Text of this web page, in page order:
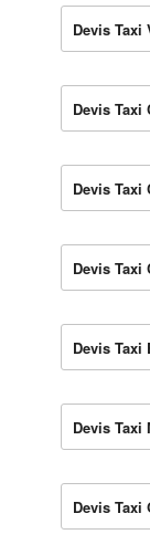
Devis Taxi
Devis Taxi
Devis Taxi
Devis Taxi
Devis Taxi
Devis Taxi
Devis Taxi